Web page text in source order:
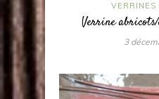
VERRINES
Verrine
3